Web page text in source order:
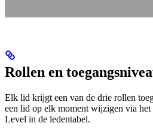
Rollen en
Elk lid krijgt een van de drie rollen
een lid op elk moment wijzigen via
Level in de ledentabel.